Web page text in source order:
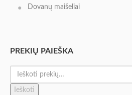
Dovanų maišeliai
PREKIŲ PAIEŠKA
Ieškoti